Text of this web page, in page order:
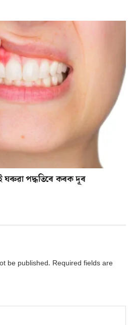
ঘৰুৱা পদ্ধতিৰে কৰক দূৰ
be published. Required fields are